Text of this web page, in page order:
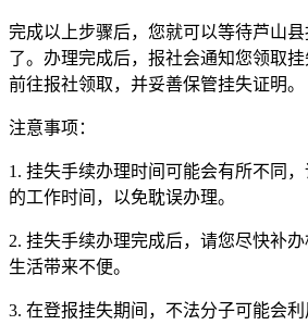
完成以上步骤后，您就可以等待芦山
了。办理完成后，报社会通知您领取
前往报社领取，并妥善保管挂失证明。
注意事项：
1. 挂失手续办理时间可能会有所不同
的工作时间，以免耽误办理。
2. 挂失手续办理完成后，请您尽快补
生活带来不便。
3. 在登报挂失期间，不法分子可能会